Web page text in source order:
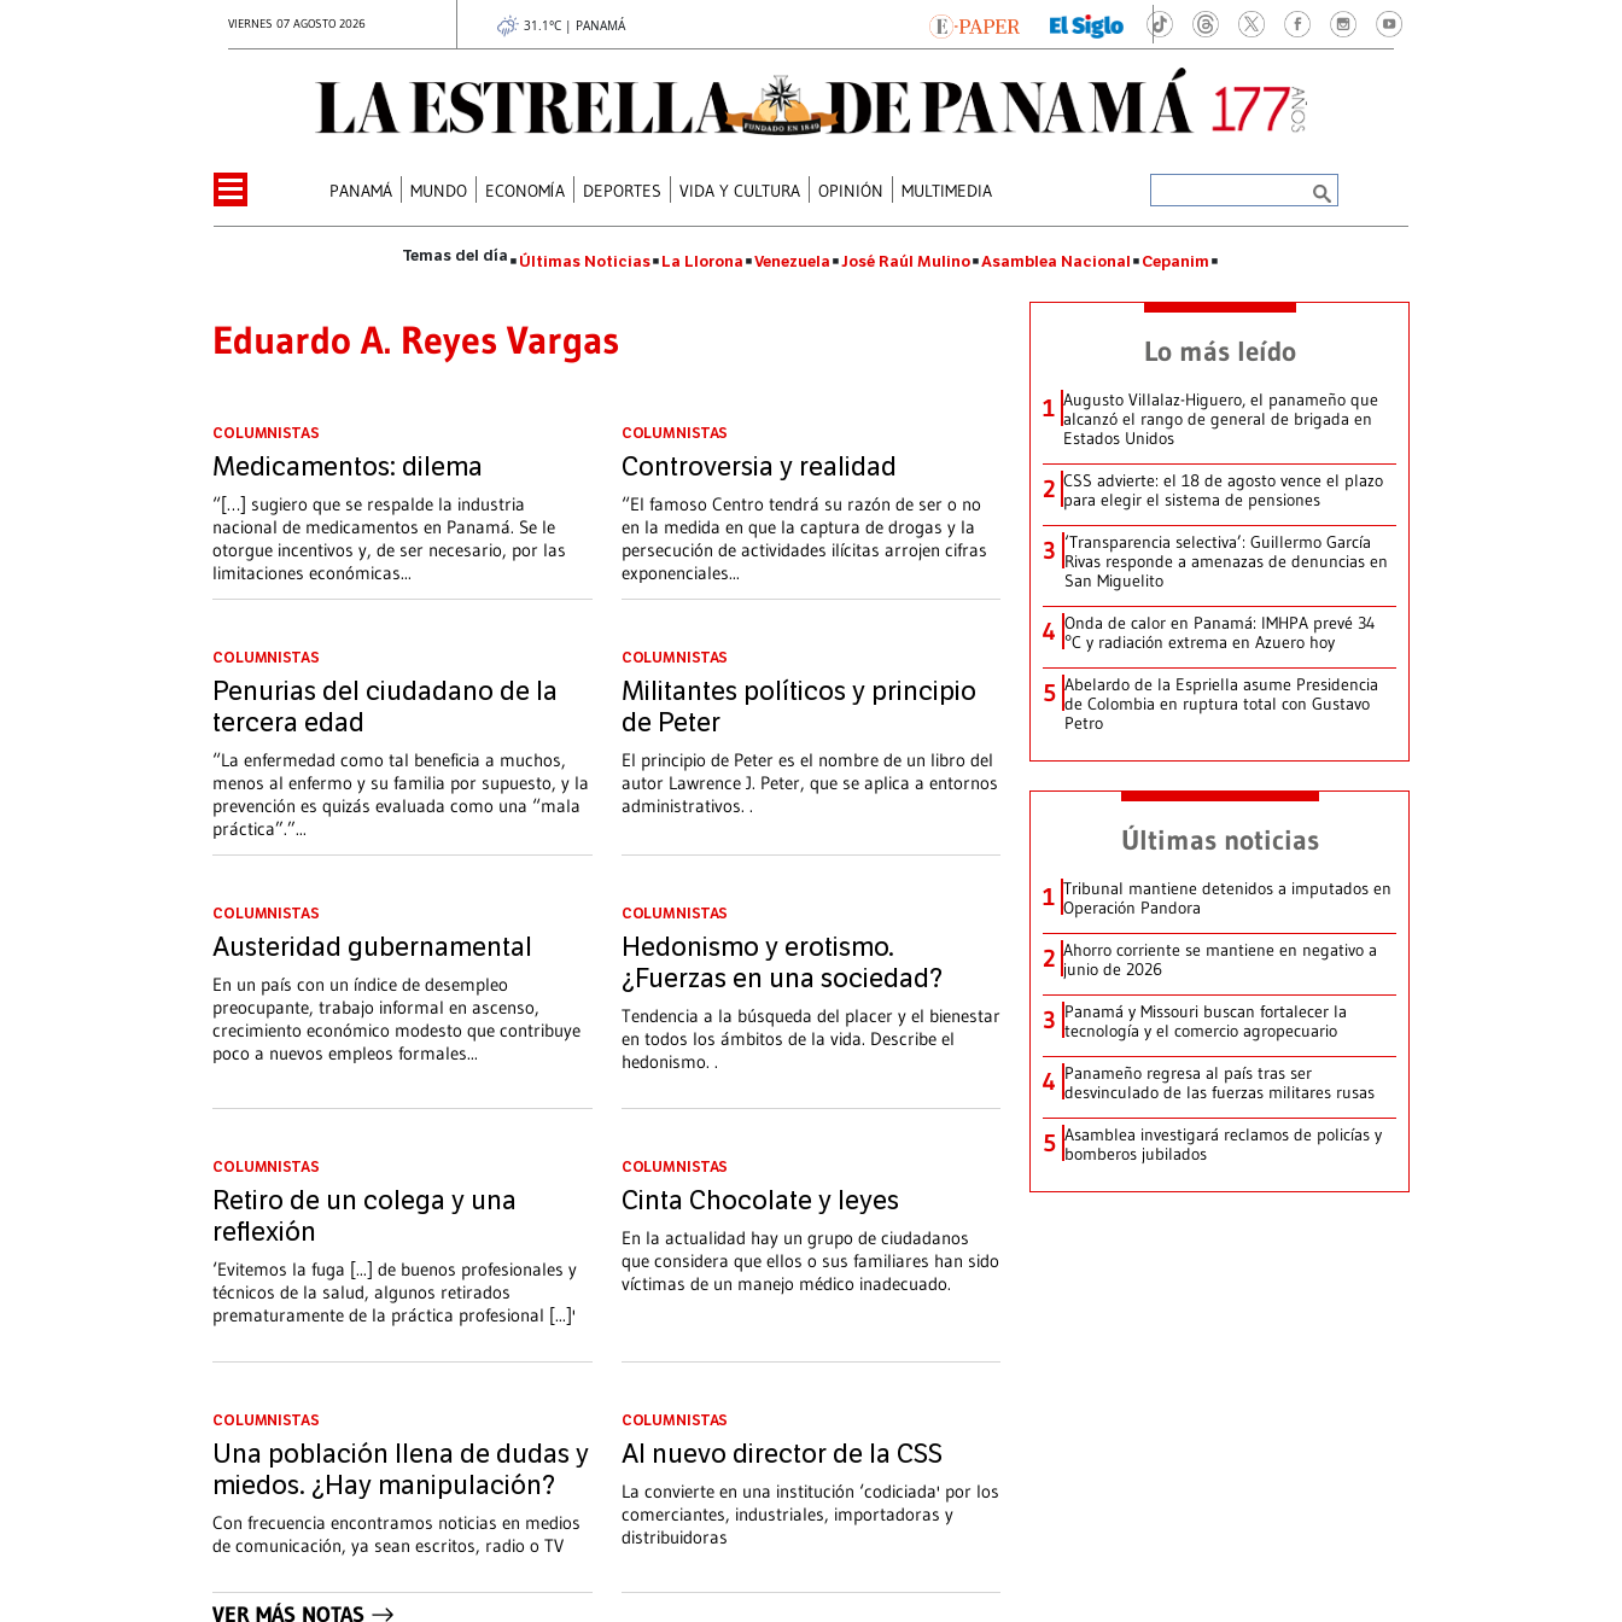
VIERNES 07 AGOSTO 2026 31.1°C | PANAMÁ
PANAMÁ MUNDO ECONOMÍA DEPORTES VIDA Y CULTURA OPINIÓN MULTIMEDIA
Últimas Noticias La Llorona Venezuela José Raúl Mulino Asamblea Nacional Cepanim
Eduardo A. Reyes Vargas
COLUMNISTAS
Medicamentos: dilema
“[…] sugiero que se respalde la industria
nacional de medicamentos en Panamá. Se le
otorgue incentivos y, de ser necesario, por las
limitaciones económicas...
COLUMNISTAS
Controversia y realidad
“El famoso Centro tendrá su razón de ser o no
en la medida en que la captura de drogas y la
persecución de actividades ilícitas arrojen cifras
exponenciales...
COLUMNISTAS
Penurias del ciudadano de la
tercera edad
“La enfermedad como tal beneficia a muchos,
menos al enfermo y su familia por supuesto, y la
prevención es quizás evaluada como una “mala
práctica”.”...
COLUMNISTAS
Militantes políticos y principio
de Peter
El principio de Peter es el nombre de un libro del
autor Lawrence J. Peter, que se aplica a entornos
administrativos. .
COLUMNISTAS
Austeridad gubernamental
En un país con un índice de desempleo
preocupante, trabajo informal en ascenso,
crecimiento económico modesto que contribuye
poco a nuevos empleos formales...
COLUMNISTAS
Hedonismo y erotismo.
¿Fuerzas en una sociedad?
Tendencia a la búsqueda del placer y el bienestar
en todos los ámbitos de la vida. Describe el
hedonismo. .
COLUMNISTAS
Retiro de un colega y una
reflexión
‘Evitemos la fuga [...] de buenos profesionales y
técnicos de la salud, algunos retirados
prematuramente de la práctica profesional [...]'
COLUMNISTAS
Cinta Chocolate y leyes
En la actualidad hay un grupo de ciudadanos
que considera que ellos o sus familiares han sido
víctimas de un manejo médico inadecuado.
COLUMNISTAS
Una población llena de dudas y
miedos. ¿Hay manipulación?
Con frecuencia encontramos noticias en medios
de comunicación, ya sean escritos, radio o TV
COLUMNISTAS
Al nuevo director de la CSS
La convierte en una institución ‘codiciada' por los
comerciantes, industriales, importadoras y
distribuidoras
VER MÁS NOTAS
Lo más leído
1 Augusto Villalaz-Higuero, el panameño que
alcanzó el rango de general de brigada en
Estados Unidos
2 CSS advierte: el 18 de agosto vence el plazo
para elegir el sistema de pensiones
3 ‘Transparencia selectiva’: Guillermo García
Rivas responde a amenazas de denuncias en
San Miguelito
4 Onda de calor en Panamá: IMHPA prevé 34
°C y radiación extrema en Azuero hoy
5 Abelardo de la Espriella asume Presidencia
de Colombia en ruptura total con Gustavo
Petro
Últimas noticias
1 Tribunal mantiene detenidos a imputados en
Operación Pandora
2 Ahorro corriente se mantiene en negativo a
junio de 2026
3 Panamá y Missouri buscan fortalecer la
tecnología y el comercio agropecuario
4 Panameño regresa al país tras ser
desvinculado de las fuerzas militares rusas
5 Asamblea investigará reclamos de policías y
bomberos jubilados